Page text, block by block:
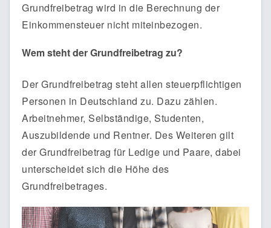
Grundfreibetrag wird in die Berechnung der
Einkommensteuer nicht miteinbezogen.
Wem steht der Grundfreibetrag zu?
Der Grundfreibetrag steht allen steuerpflichtigen
Personen in Deutschland zu. Dazu zählen.
Arbeitnehmer, Selbständige, Studenten,
Auszubildende und Rentner. Des Weiteren gilt
der Grundfreibetrag für Ledige und Paare, dabei
unterscheidet sich die Höhe des
Grundfreibetrages.